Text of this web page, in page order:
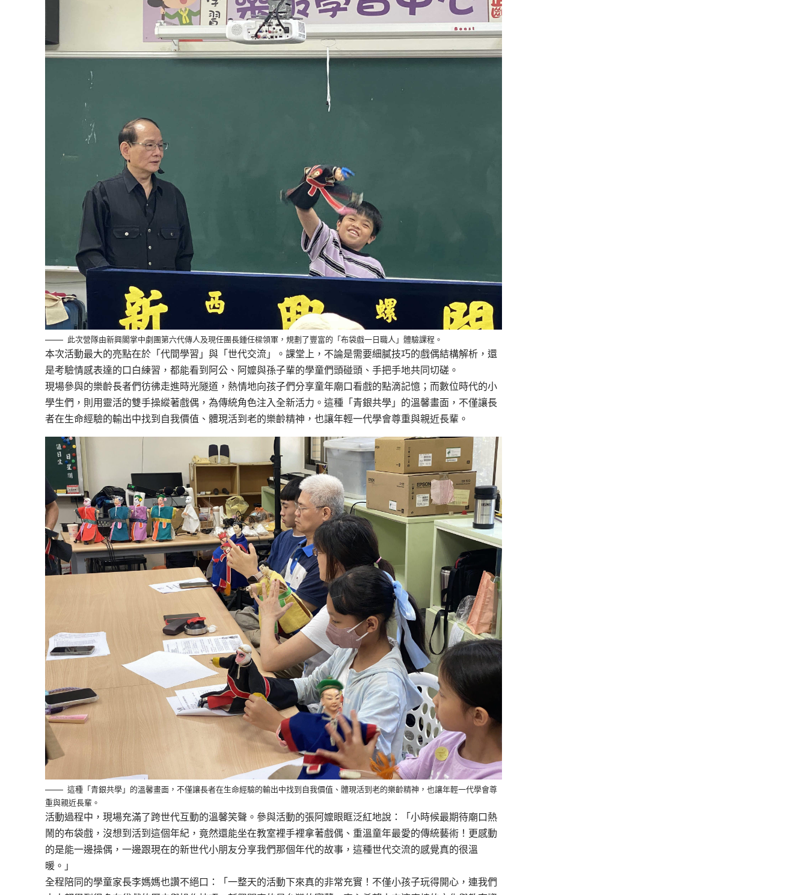
此次營隊由新興閣掌中劇團第六代傳人及現任團長鍾任樑領軍，規劃了豐富的「布袋戲一日職人」體驗課程。
本次活動最大的亮點在於「代間學習」與「世代交流」。課堂上，不論是需要細膩技巧的戲偶結構解析，還
是考驗情感表達的口白練習，都能看到阿公、阿嬤與孫子輩的學童們頭碰頭、手把手地共同切磋。
現場參與的樂齡長者們彷彿走進時光隧道，熱情地向孩子們分享童年廟口看戲的點滴記憶；而數位時代的小
學生們，則用靈活的雙手操縱著戲偶，為傳統角色注入全新活力。這種「青銀共學」的溫馨畫面，不僅讓長
者在生命經驗的輸出中找到自我價值、體現活到老的樂齡精神，也讓年輕一代學會尊重與親近長輩。
這種「青銀共學」的溫馨畫面，不僅讓長者在生命經驗的輸出中找到自我價值、體現活到老的樂齡精神，也讓年輕一代學會尊
重與親近長輩。
活動過程中，現場充滿了跨世代互動的溫馨笑聲。參與活動的張阿嬤眼眶泛紅地說：「小時候最期待廟口熱
鬧的布袋戲，沒想到活到這個年紀，竟然還能坐在教室裡手裡拿著戲偶、重溫童年最愛的傳統藝術！更感動
的是能一邊操偶，一邊跟現在的新世代小朋友分享我們那個年代的故事，這種世代交流的感覺真的很溫
暖。」
全程陪同的學童家長李媽媽也讚不絕口：「一整天的活動下來真的非常充實！不僅小孩子玩得開心，連我們